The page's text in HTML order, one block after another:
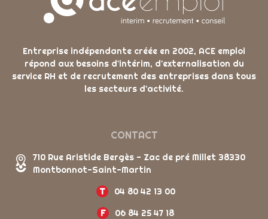
Entreprise indépendante créée en 2002, ACE emploi
répond aux besoins d'intérim, d'externalisation du
service RH et de recrutement des entreprises dans tous
les secteurs d'activité.
CONTACT
710 Rue Aristide Bergès - Zac de pré Millet 38330
Montbonnot-Saint-Martin
T
04 80 42 13 00
F
06 84 25 47 18